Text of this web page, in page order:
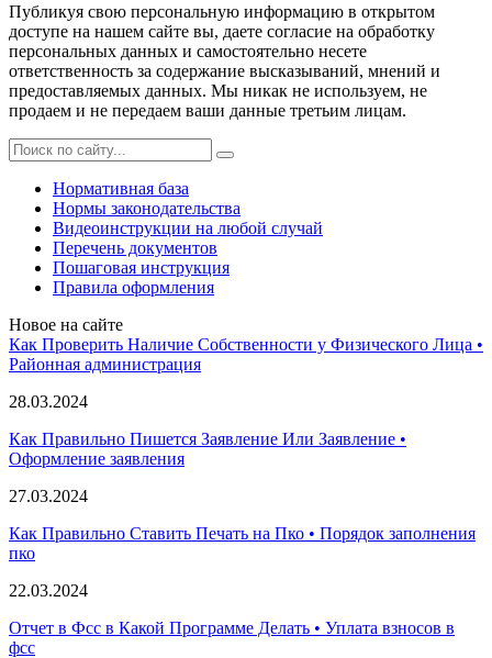
Публикуя свою персональную информацию в открытом
доступе на нашем сайте вы, даете согласие на обработку
персональных данных и самостоятельно несете
ответственность за содержание высказываний, мнений и
предоставляемых данных. Мы никак не используем, не
продаем и не передаем ваши данные третьим лицам.
Нормативная база
Нормы законодательства
Видеоинструкции на любой случай
Перечень документов
Пошаговая инструкция
Правила оформления
Новое на сайте
Как Проверить Наличие Собственности у Физического Лица •
Paйoннaя aдминиcтpaция
28.03.2024
Как Правильно Пишется Заявление Или Заявление •
Оформление заявления
27.03.2024
Как Правильно Ставить Печать на Пко • Порядок заполнения
пко
22.03.2024
Отчет в Фсс в Какой Программе Делать • Уплата взносов в
фсс